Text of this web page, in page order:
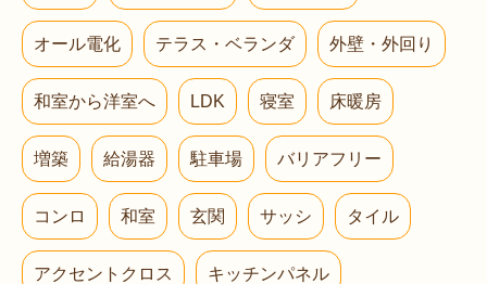
オール電化 テラス・ベランダ 外壁・外回り
和室から洋室へ LDK 寝室 床暖房
増築 給湯器 駐車場 バリアフリー
コンロ 和室 玄関 サッシ タイル
アクセントクロス キッチンパネル